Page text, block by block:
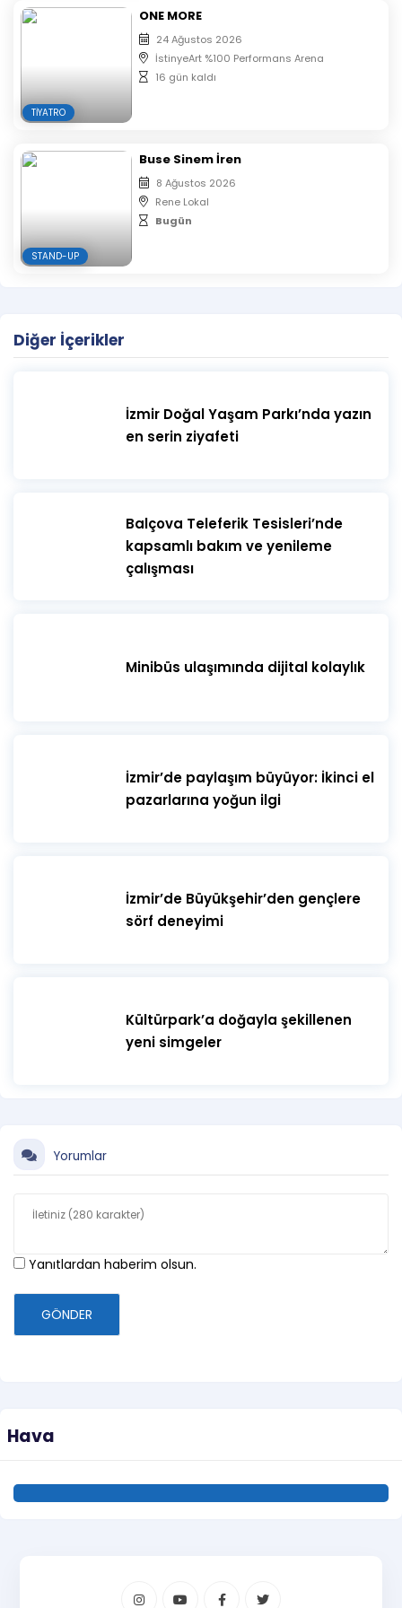
biletlerin koltuk numaraları yan yana verilmektedir.
Oyunun başlamasının ardından salona seyirci
alınmayacaktır.
Etkinlik girişinde bilet kontrolü yapılacaktır, biletinizi
telefondan göstermeniz gerekmektedir.
TIYATRO
ONE MORE
24 Ağustos 2026
İstinyeArt %100 Performans Arena
16 gün kaldı
STAND-UP
Buse Sinem İren
8 Ağustos 2026
Rene Lokal
Bugün
Diğer İçerikler
İzmir Doğal Yaşam Parkı’nda yazın
en serin ziyafeti
​Balçova Teleferik Tesisleri’nde
kapsamlı bakım ve yenileme
çalışması
Minibüs ulaşımında dijital kolaylık
İzmir’de paylaşım büyüyor: İkinci el
pazarlarına yoğun ilgi
İzmir’de Büyükşehir’den gençlere
sörf deneyimi
Kültürpark’a doğayla şekillenen
yeni simgeler
Yorumlar
Yanıtlardan haberim olsun.
GÖNDER
Hava